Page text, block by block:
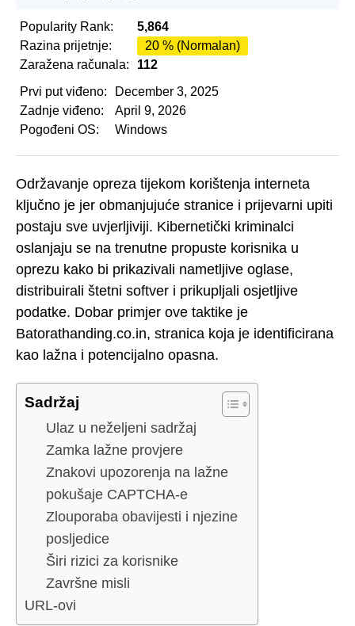
Popularity Rank:
5,864
Razina prijetnje:
20 % (Normalan)
Zaražena računala:
112
Prvi put viđeno:
December 3, 2025
Zadnje viđeno:
April 9, 2026
Pogođeni OS:
Windows
Održavanje opreza tijekom korištenja interneta
ključno je jer obmanjujuće stranice i prijevarni upiti
postaju sve uvjerljiviji. Kibernetički kriminalci
oslanjaju se na trenutne propuste korisnika u
oprezu kako bi prikazivali nametljive oglase,
distribuirali štetni softver i prikupljali osjetljive
podatke. Dobar primjer ove taktike je
Batorathanding.co.in, stranica koja je identificirana
kao lažna i potencijalno opasna.
Sadržaj
Ulaz u neželjeni sadržaj
Zamka lažne provjere
Znakovi upozorenja na lažne
pokušaje CAPTCHA-e
Zlouporaba obavijesti i njezine
posljedice
Širi rizici za korisnike
Završne misli
URL-ovi